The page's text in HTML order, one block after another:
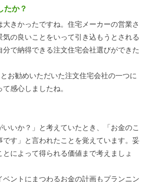
たか？
きかったですね。住宅メーカーの営業さ
の良いことをいって引き込もうとされる
で納得できる注文住宅会社選びができた
お勧めいただいた注文住宅会社の一つに
感心しましたね。
いか？」と考えていたとき、「お金のこ
す」と言われたことを覚えています。妥
によって得られる価値まで考えましょ
ントにまつわるお金の計画もプランニン